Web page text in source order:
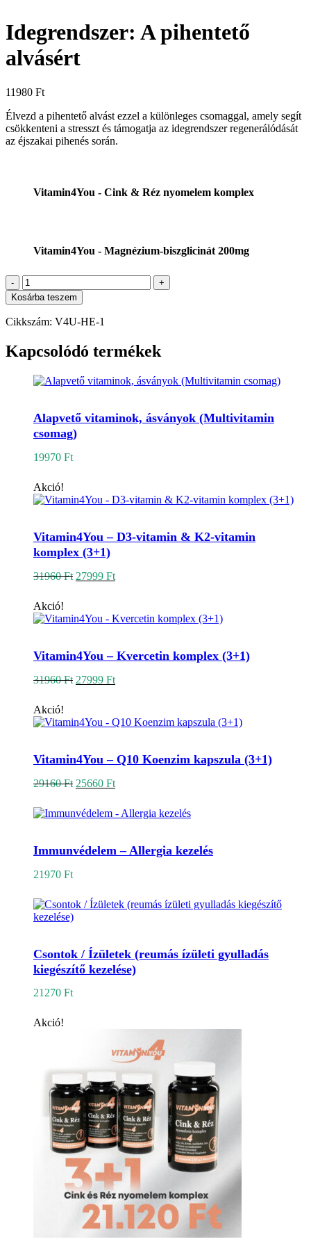
Idegrendszer: A pihentető
alvásért
11980 Ft
Élvezd a pihentető alvást ezzel a különleges csomaggal, amely segít
csökkenteni a stresszt és támogatja az idegrendszer regenerálódását
az éjszakai pihenés során.
Vitamin4You - Cink & Réz nyomelem komplex
Vitamin4You - Magnézium-biszglicinát 200mg
Idegrendszer:
A
pihentető
alvásért
Kosárba teszem
Cikkszám: V4U-HE-1
Kapcsolódó termékek
Alapvető vitaminok, ásványok (Multivitamin
csomag)
19970 Ft
Akció!
Vitamin4You – D3-vitamin & K2-vitamin
komplex (3+1)
31960Ft Original
31960 Ft.
27999 FtCurrent
27999 Ft.
Akció!
Vitamin4You – Kvercetin komplex (3+1)
31960Ft Original
31960 Ft.
27999 FtCurrent
27999 Ft.
Akció!
Vitamin4You – Q10 Koenzim kapszula (3+1)
29160Ft Original
was:
29160 Ft.
25660 FtCurrent
is:
25660 Ft.
Immunvédelem – Allergia kezelés
21970 Ft
Csontok / Ízületek (reumás ízületi gyulladás
kiegészítő kezelése)
21270 Ft
Akció!